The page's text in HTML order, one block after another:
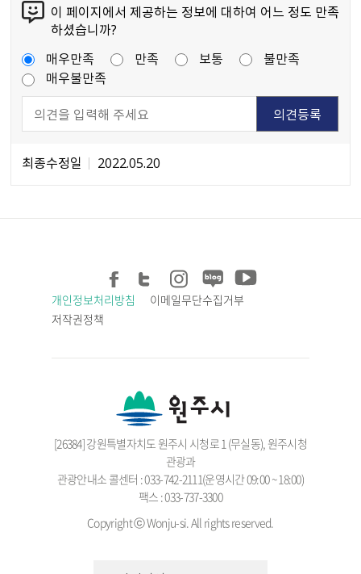
이 페이지에서 제공하는 정보에 대하여 어느 정도 만족
하셨습니까?
매우만족
만족 보통
불만족
매우불만족
최종수정일 2022.05.20
개인정보처리방침
이메일무단수집거부
저작권정책
[26384] 강원특별자치도 원주시 시청로 1 (무실동), 원주시청
관광과
관광안내소 콜센터 : 033-742-2111(운영시간 09:00 ~ 18:00)
팩스 : 033-737-3300
Copyright ⓒ Wonju-si. All rights reserved.